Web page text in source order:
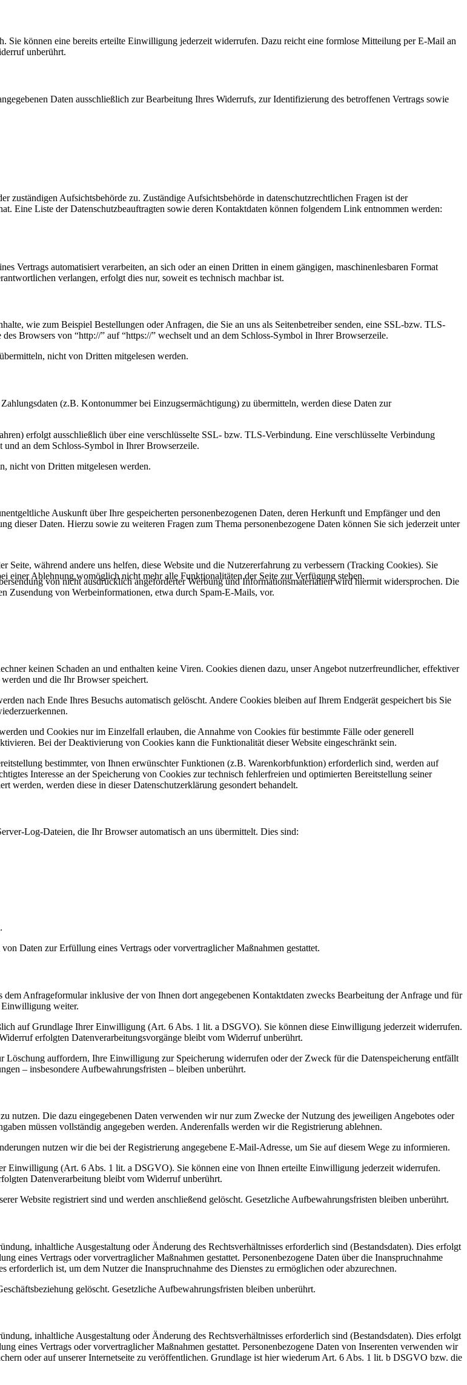
können eine bereits erteilte Einwilligung jederzeit widerrufen. Dazu reicht eine formlose Mitteilung per E-Mail an
unberührt.
Daten ausschließlich zur Bearbeitung Ihres Widerrufs, zur Identifizierung des betroffenen Vertrags sowie
zuständigen Aufsichtsbehörde zu. Zuständige Aufsichtsbehörde in datenschutzrechtlichen Fragen ist der
Eine Liste der Datenschutzbeauftragten sowie deren Kontaktdaten können folgendem Link entnommen werden:
Vertrags automatisiert verarbeiten, an sich oder an einen Dritten in einem gängigen, maschinenlesbaren Format
verlangen, erfolgt dies nur, soweit es technisch machbar ist.
wie zum Beispiel Bestellungen oder Anfragen, die Sie an uns als Seitenbetreiber senden, eine SSL-bzw. TLS-
Browsers von “http://” auf “https://” wechselt und an dem Schloss-Symbol in Ihrer Browserzeile.
nicht von Dritten mitgelesen werden.
(z.B. Kontonummer bei Einzugsermächtigung) zu übermitteln, werden diese Daten zur
erfolgt ausschließlich über eine verschlüsselte SSL- bzw. TLS-Verbindung. Eine verschlüsselte Verbindung
an dem Schloss-Symbol in Ihrer Browserzeile.
nicht von Dritten mitgelesen werden.
Auskunft über Ihre gespeicherten personenbezogenen Daten, deren Herkunft und Empfänger und den
dieser Daten. Hierzu sowie zu weiteren Fragen zum Thema personenbezogene Daten können Sie sich jederzeit unter
von nicht ausdrücklich angeforderter Werbung und Informationsmaterialien wird hiermit widersprochen. Die
Zusendung von Werbeinformationen, etwa durch Spam-E-Mails, vor.
keinen Schaden an und enthalten keine Viren. Cookies dienen dazu, unser Angebot nutzerfreundlicher, effektiver
und die Ihr Browser speichert.
nach Ende Ihres Besuchs automatisch gelöscht. Andere Cookies bleiben auf Ihrem Endgerät gespeichert bis Sie
und Cookies nur im Einzelfall erlauben, die Annahme von Cookies für bestimmte Fälle oder generell
Bei der Deaktivierung von Cookies kann die Funktionalität dieser Website eingeschränkt sein.
bestimmter, von Ihnen erwünschter Funktionen (z.B. Warenkorbfunktion) erforderlich sind, werden auf
Interesse an der Speicherung von Cookies zur technisch fehlerfreien und optimierten Bereitstellung seiner
werden, werden diese in dieser Datenschutzerklärung gesondert behandelt.
Log-Dateien, die Ihr Browser automatisch an uns übermittelt. Dies sind:
Daten zur Erfüllung eines Vertrags oder vorvertraglicher Maßnahmen gestattet.
Anfrageformular inklusive der von Ihnen dort angegebenen Kontaktdaten zwecks Bearbeitung der Anfrage und für
Einwilligung weiter.
auf Grundlage Ihrer Einwilligung (Art. 6 Abs. 1 lit. a DSGVO). Sie können diese Einwilligung jederzeit widerrufen.
erfolgten Datenverarbeitungsvorgänge bleibt vom Widerruf unberührt.
auffordern, Ihre Einwilligung zur Speicherung widerrufen oder der Zweck für die Datenspeicherung entfällt
– insbesondere Aufbewahrungsfristen – bleiben unberührt.
nutzen. Die dazu eingegebenen Daten verwenden wir nur zum Zwecke der Nutzung des jeweiligen Angebotes oder
müssen vollständig angegeben werden. Anderenfalls werden wir die Registrierung ablehnen.
nutzen wir die bei der Registrierung angegebene E-Mail-Adresse, um Sie auf diesem Wege zu informieren.
Einwilligung (Art. 6 Abs. 1 lit. a DSGVO). Sie können eine von Ihnen erteilte Einwilligung jederzeit widerrufen.
Datenverarbeitung bleibt vom Widerruf unberührt.
Website registriert sind und werden anschließend gelöscht. Gesetzliche Aufbewahrungsfristen bleiben unberührt.
inhaltliche Ausgestaltung oder Änderung des Rechtsverhältnisses erforderlich sind (Bestandsdaten). Dies erfolgt
Vertrags oder vorvertraglicher Maßnahmen gestattet. Personenbezogene Daten über die Inanspruchnahme
ist, um dem Nutzer die Inanspruchnahme des Dienstes zu ermöglichen oder abzurechnen.
gelöscht. Gesetzliche Aufbewahrungsfristen bleiben unberührt.
inhaltliche Ausgestaltung oder Änderung des Rechtsverhältnisses erforderlich sind (Bestandsdaten). Dies erfolgt
Vertrags oder vorvertraglicher Maßnahmen gestattet. Personenbezogene Daten von Inserenten verwenden wir
oder auf unserer Internetseite zu veröffentlichen. Grundlage ist hier wiederum Art. 6 Abs. 1 lit. b DSGVO bzw. die
während andere uns helfen, diese Website und die Nutzererfahrung zu verbessern (Tracking Cookies). Sie
einer Ablehnung womöglich nicht mehr alle Funktionalitäten der Seite zur Verfügung stehen.